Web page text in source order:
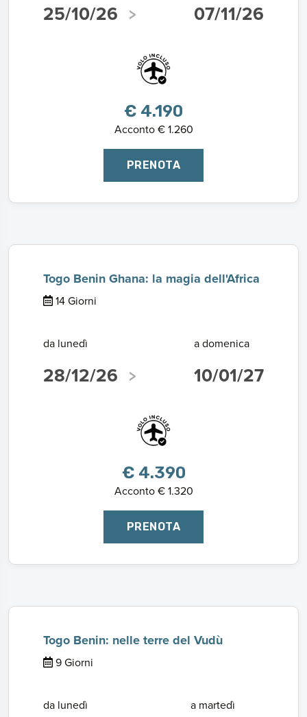
25/10/26 07/11/26
€ 4.190
Acconto € 1.260
PRENOTA
Togo Benin Ghana: la magia dell'Africa
14 Giorni
da lunedì
28/12/26
a domenica
10/01/27
€ 4.390
Acconto € 1.320
PRENOTA
Togo Benin: nelle terre del Vudù
9 Giorni
da lunedì a martedì